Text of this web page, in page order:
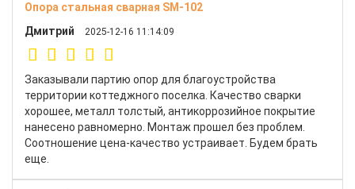
Опора стальная сварная SM-102
Дмитрий
2025-12-16 11:14:09
Заказывали партию опор для благоустройства
территории коттеджного поселка. Качество сварки
хорошее, металл толстый, антикоррозийное покрытие
нанесено равномерно. Монтаж прошел без проблем.
Соотношение цена-качество устраивает. Будем брать
еще.